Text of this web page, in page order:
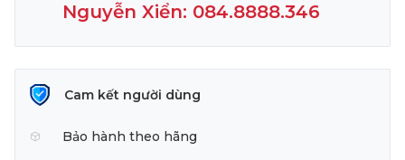
Nguyễn Xiển: 084.8888.346
Cam kết người dùng
Bảo hành theo hãng